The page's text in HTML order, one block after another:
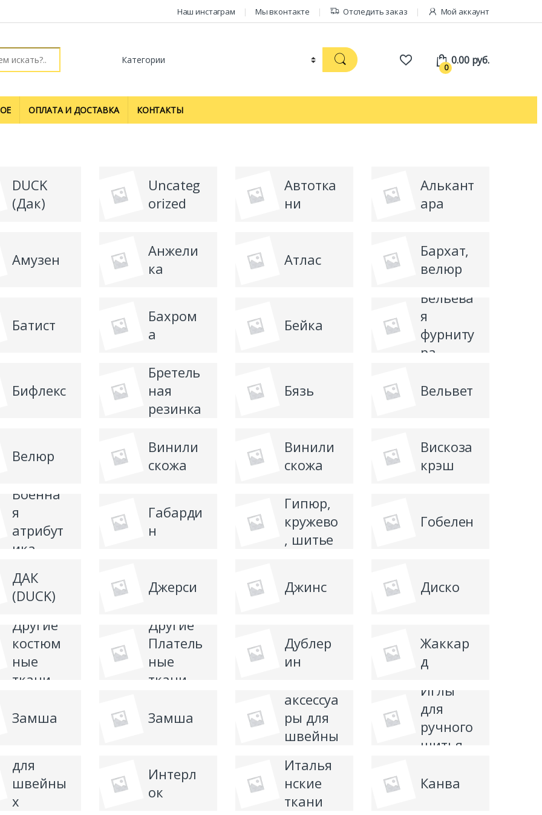
Наш инстаграм Мы вконтакте Отследить заказ Мой аккаунт
0
0.00 руб.
ОПЛАТА И ДОСТАВКА КОНТАКТЫ
DUCK
(Дак)
Uncateg
orized
Автотка
ни
Алькант
ара
Амузен
Анжели
ка
Атлас
Бархат,
велюр
Батист
Бахром
а
Бейка
Бельева
я
фурниту
ра
Бифлекс
Бретель
ная
резинка
Бязь Вельвет
Велюр
Винили
скожа
Винили
скожа
Вискоза
крэш
Военна
я
атрибут
ика
Габарди
н
Гипюр,
кружево
, шитье
Гобелен
ДАК
(DUCK)
Джерси Джинс Диско
Другие
костюм
ные
ткани
Другие
Платель
ные
ткани
Дублер
ин
Жаккар
д
Замша Замша
Запчаст
аксессуа
ры для
швейны
машин
Иглы
для
ручного
шитья
для
швейны
х
Интерл
ок
Италья
нские
ткани
Канва